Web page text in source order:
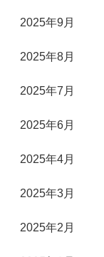
2025年9月
2025年8月
2025年7月
2025年6月
2025年4月
2025年3月
2025年2月